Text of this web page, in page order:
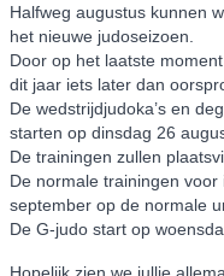
Halfweg augustus kunnen
het nieuwe judoseizoen.
Door op het laatste
dit jaar iets later dan
De wedstrijdjudoka’s en
starten op dinsdag 26
De trainingen zullen
De normale trainingen
september op de normale
De G-judo start op
Hopelijk zien we jullie